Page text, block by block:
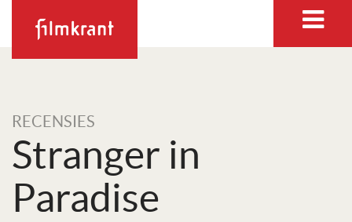
RECENSIES
Stranger in
Paradise